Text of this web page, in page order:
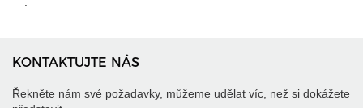
KONTAKTUJTE NÁS
Řekněte nám své požadavky, můžeme udělat víc, než si dokážete